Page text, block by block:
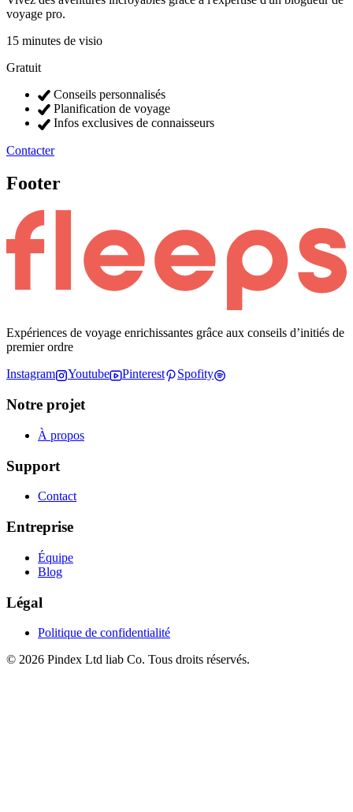
voyage pro.
15 minutes de visio
Gratuit
Conseils personnalisés
Planification de voyage
Infos exclusives de connaisseurs
Contacter
Footer
Expériences de voyage enrichissantes grâce aux conseils d’initiés de
premier ordre
Instagram
Youtube Pinterest Spofity
Notre projet
À propos
Support
Contact
Entreprise
Équipe
Blog
Légal
Politique de confidentialité
© 2026 Pindex Ltd liab Co. Tous droits réservés.